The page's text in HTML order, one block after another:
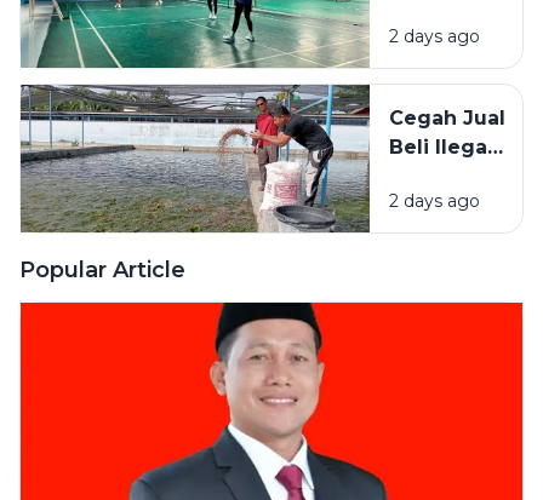
Belum
Terpasang,
Disporabudpar
Sampang
Kesulitan Cari
2 days ago
Cegah Jual
Beli Ilegal,
Sampang
Pantau
2 days ago
Popular Article